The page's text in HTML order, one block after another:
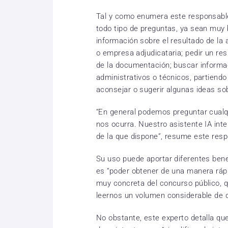
Tal y como enumera este
todo tipo de preguntas, ya sean
información sobre el resultado de la
o empresa adjudicataria; pedir un
de la documentación; buscar
administrativos o técnicos,
aconsejar o sugerir algunas ideas
“En general podemos preguntar
nos ocurra. Nuestro asistente IA
de la que dispone”, resume este
Su uso puede aportar diferentes
es “poder obtener de una manera
muy concreta del concurso público,
leernos un volumen considerable de
No obstante, este experto detalla